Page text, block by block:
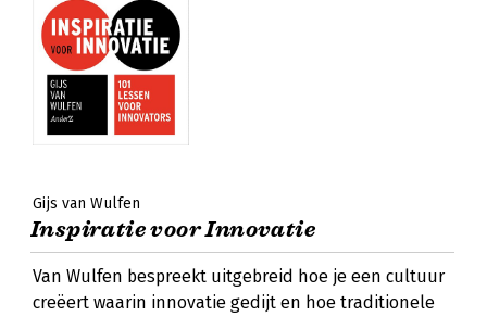
Gijs van Wulfen
Inspiratie voor Innovatie
Van Wulfen bespreekt uitgebreid hoe je een cultuur
creëert waarin innovatie gedijt en hoe traditionele